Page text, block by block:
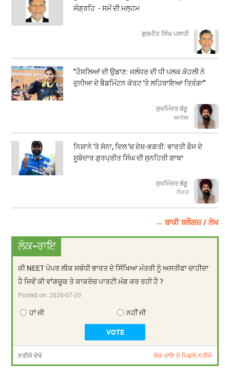
ਸੰਗ੍ਰਹਿ - ਸਮੇਂ ਦੀ ਮਲ੍ਹਮ
ਗੁਰਮੀਤ ਸਿੰਘ ਪਲਾਹੀ
"ਹੌਸਲਿਆਂ ਦੀ ਉਡਾਣ: ਜਲੰਧਰ ਦੀ ਧੀ ਪਲਕ ਕੋਹਲੀ ਨੇ
ਦੁਨੀਆ ਦੇ ਬੈਡਮਿੰਟਨ ਕੋਰਟ 'ਤੇ ਲਹਿਰਾਇਆ ਤਿਰੰਗਾ"
ਸੁਖਮਿੰਦਰ ਭੰਗੂ
writer
ਨਿਸ਼ਾਨੇ 'ਤੇ ਸੋਨਾ, ਦਿਲ 'ਚ ਦੇਸ਼-ਭਗਤੀ: ਭਾਰਤੀ ਫੌਜ ਦੇ
ਸੂਬੇਦਾਰ ਗੁਰਪ੍ਰੀਤ ਸਿੰਘ ਦੀ ਸੁਨਹਿਰੀ ਗਾਥਾ
ਸੁਖਮਿੰਦਰ ਭੰਗੂ
ਲੇਖਕ
→ ਬਾਕੀ ਬਲੌਗਜ਼ / ਲੇਖ
ਲੋਕ-ਰਾਇ
ਕੀ NEET ਪੇਪਰ ਲੀਕ ਸਬੰਧੀ ਭਾਰਤ ਦੇ ਸਿੱਖਿਆ ਮੰਤਰੀ ਨੂੰ ਅਸਤੀਫਾ ਚਾਹੀਦਾ
ਹੈ ਜਿਵੇਂ ਕੀ ਵਾਂਗਚੂਕ ਤੇ ਕਾਕਰੋਚ ਪਾਰਟੀ ਮੰਗ ਕਰ ਰਹੀ ਹੈ ?
Posted on:2026-07-20
ਹਾਂ ਜੀ ਨਹੀਂ ਜੀ
ਨਤੀਜੇ ਦੇਖੋ ਲੋਕ-ਰਾਇ ਦੇ ਪਿਛਲੇ ਨਤੀਜੇ